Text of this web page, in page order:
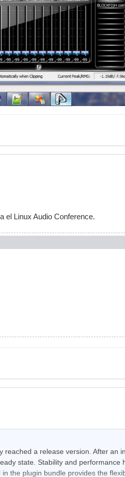
el Linux Audio Conference.
reached a release version. After an
state. Stability and performance
the plugin bundle provides the